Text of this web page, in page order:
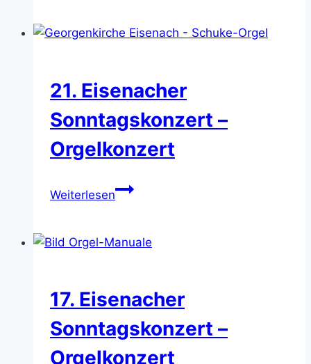
–
21. Eisenacher
Sonntagskonzert –
Orgelkonzert
Weiterlesen21.
–
17. Eisenacher
Sonntagskonzert –
Orgelkonzert